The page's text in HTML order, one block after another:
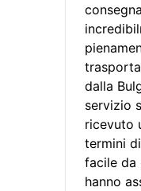
dalla
servizio
ricevuto
termini
facile da
hanno